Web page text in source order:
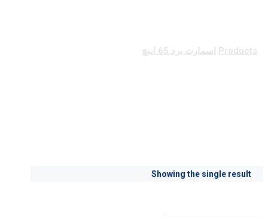
Products اسمارت برد 65 اینچ
Showing the single result